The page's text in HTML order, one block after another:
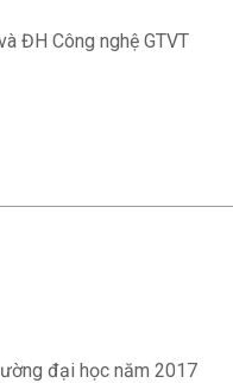
ĐH Công nghệ GTVT
đại học năm 2017